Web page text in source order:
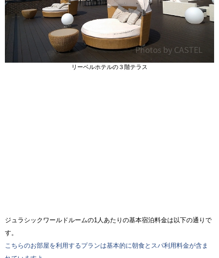
リーベルホテルの３階テラス
ジュラシックワールドルームの1人あたりの基本宿泊料金は以下の通りで
す。
こちらのお部屋を利用するプランは基本的に朝食とスパ利用料金が含ま